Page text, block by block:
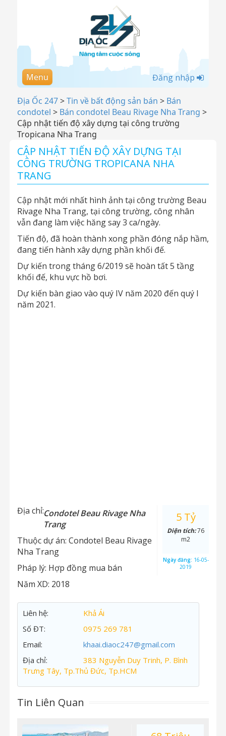
Menu Đăng nhập
Địa Ốc 247>Tin về bất động sản bán > Bán
condotel > Bán condotel Beau Rivage Nha Trang >
Cập nhật tiến độ xây dựng tại công trường
Tropicana Nha Trang
CẬP NHẬT TIẾN ĐỘ XÂY DỰNG TẠI
CÔNG TRƯỜNG TROPICANA NHA
TRANG
Cập nhật mới nhất hình ảnh tại công trường Beau
Rivage Nha Trang, tại công trường, công nhân
vẫn đang làm việc hăng say 3 ca/ngày.
Tiến độ, đã hoàn thành xong phần đóng nắp hầm,
đang tiến hành xây dựng phần khối đế.
Dự kiến trong tháng 6/2019 sẽ hoàn tất 5 tầng
khối đế, khu vực hồ bơi.
Dự kiến bàn giao vào quý IV năm 2020 đến quý I
năm 2021.
Địa chỉ:Condotel Beau Rivage Nha
Trang
Thuộc dự án: Condotel Beau Rivage
Nha Trang
Pháp lý: Hợp đồng mua bán
Năm XD: 2018
5 Tỷ
Diện tích:76
m2
Ngày đăng: 16-05-
2019
Liên hệ:
Khả Ái
Số ĐT:
0975 269 781
Email:
khaai.diaoc247@gmail.com
Địa chỉ:
383 Nguyễn Duy Trinh, P. Bình
Trưng Tây, Tp.Thủ Đức, Tp.HCM
Tin Liên Quan